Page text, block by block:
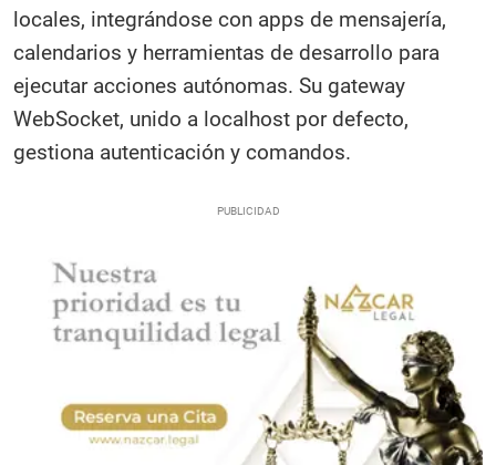
locales, integrándose con apps de mensajería,
calendarios y herramientas de desarrollo para
ejecutar acciones autónomas. Su gateway
WebSocket, unido a localhost por defecto,
gestiona autenticación y comandos.​